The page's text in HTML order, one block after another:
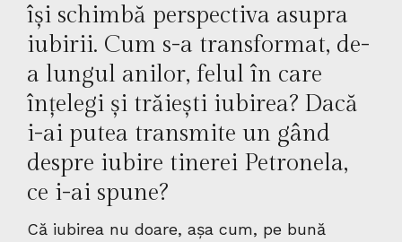
își schimbă perspectiva asupra
iubirii. Cum s-a transformat, de-
a lungul anilor, felul în care
înțelegi și trăiești iubirea? Dacă
i-ai putea transmite un gând
despre iubire tinerei Petronela,
ce i-ai spune?
Că iubirea nu doare, așa cum, pe bună